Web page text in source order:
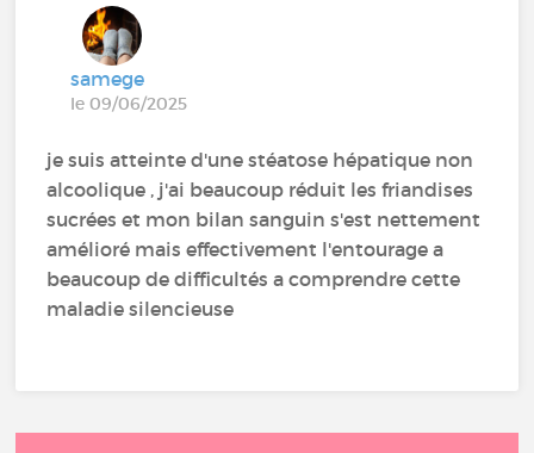
samege
le 09/06/2025
je suis atteinte d'une stéatose hépatique non
alcoolique , j'ai beaucoup réduit les friandises
sucrées et mon bilan sanguin s'est nettement
amélioré mais effectivement l'entourage a
beaucoup de difficultés a comprendre cette
maladie silencieuse